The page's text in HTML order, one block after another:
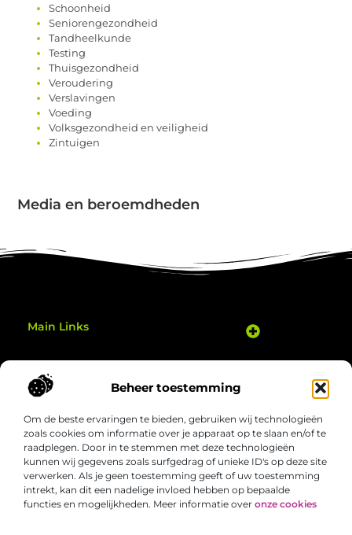
Beheer toestemming
Om de beste ervaringen te bieden, gebruiken wij technologieën
zoals cookies om informatie over je apparaat op te slaan en/of te
raadplegen. Door in te stemmen met deze technologieën
kunnen wij gegevens zoals surfgedrag of unieke ID's op deze site
verwerken. Als je geen toestemming geeft of uw toestemming
intrekt, kan dit een nadelige invloed hebben op bepaalde
functies en mogelijkheden. Meer informatie over onze cookies
Schoonheid
Seniorengezondheid
Tandheelkunde
Testing
Thuisgezondheid
Veroudering
Verslavingen
Voeding
Volksgezondheid en veiligheid
Zintuigen
Media en beroemdheden
Main Links
Welgezond.nl – Jouw bron van boeiende
inzichten
Duik in een verzameling van artikelen en verhalen die het alledaagse